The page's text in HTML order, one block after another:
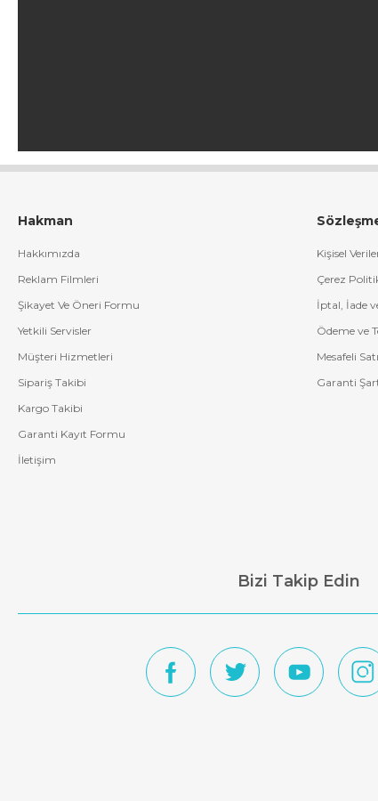
Hakman
Hakkımızda
Reklam Filmleri
Şikayet Ve Öneri Formu
Yetkili Servisler
Müşteri Hizmetleri
Sipariş Takibi
Kargo Takibi
Garanti Kayıt Formu
İletişim
Kişisel
Çerez
İptal, İade
Ödeme ve
Mesafeli
Garanti
Bizi Takip Edin